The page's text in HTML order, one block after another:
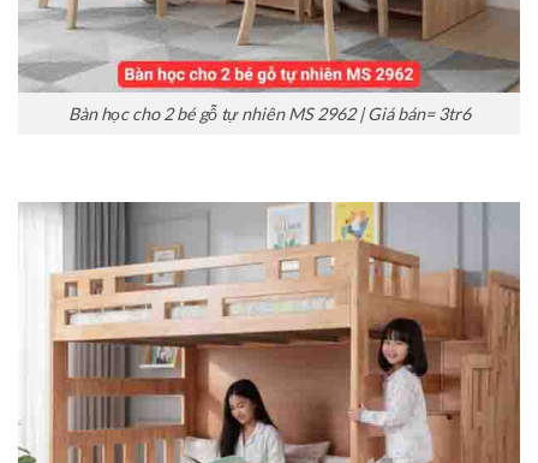
Bàn học cho 2 bé gỗ tự nhiên MS 2962 | Giá bán= 3tr6